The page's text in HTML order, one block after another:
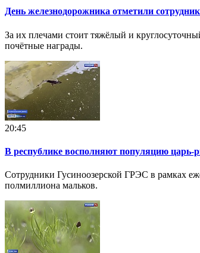
День железнодорожника отметили
За их плечами стоит тяжёлый и
почётные награды.
20:45
В республике восполняют популяцию царь-
Сотрудники Гусиноозерской ГРЭС в рамках
полмиллиона мальков.